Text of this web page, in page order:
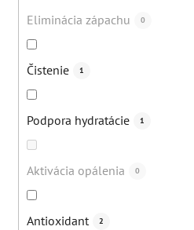
Eliminácia zápachu 0
Čistenie 1
Podpora hydratácie 1
Aktivácia opálenia 0
Antioxidant 2